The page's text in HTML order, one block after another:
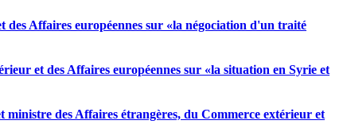
Affaires européennes sur «la négociation d'un traité
et des Affaires européennes sur «la situation en Syrie et
des Affaires étrangères, du Commerce extérieur et